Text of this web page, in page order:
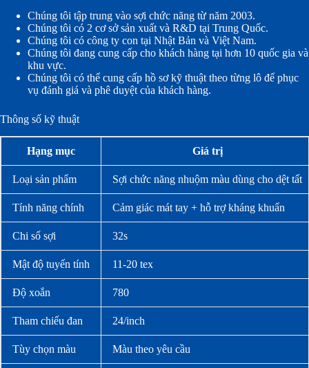
Chúng tôi tập trung vào sợi chức năng từ năm 2003.
Chúng tôi có 2 cơ sở sản xuất và R&D tại Trung Quốc.
Chúng tôi có công ty con tại Nhật Bản và Việt Nam.
Chúng tôi đang cung cấp cho khách hàng tại hơn 10 quốc gia và
khu vực.
Chúng tôi có thể cung cấp hồ sơ kỹ thuật theo từng lô để phục
vụ đánh giá và phê duyệt của khách hàng.
Thông số kỹ thuật
Hạng mục Giá trị
Loại sản phẩm Sợi chức năng nhuộm màu dùng cho dệt tất
Tính năng chính Cảm giác mát tay + hỗ trợ kháng khuẩn
Chi số sợi 32s
Mật độ tuyến tính 11-20 tex
Độ xoắn 780
Tham chiếu đan 24/inch
Tùy chọn màu Màu theo yêu cầu